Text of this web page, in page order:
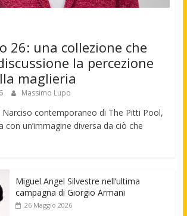
26: una collezione che
la percezione
maglieria
Massimo Lupo
contemporaneo di The Pitti Pool,
con un’immagine diversa da ciò che
Miguel Angel Silvestre nell’ultima
campagna di Giorgio Armani
26 Maggio 2026